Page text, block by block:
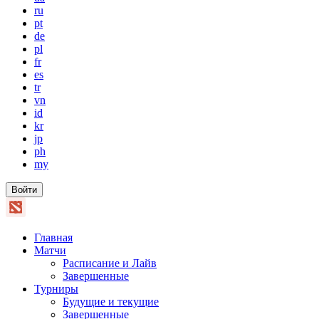
ru
pt
de
pl
fr
es
tr
vn
id
kr
jp
ph
my
Войти
Главная
Матчи
Расписание и Лайв
Завершенные
Турниры
Будущие и текущие
Завершенные